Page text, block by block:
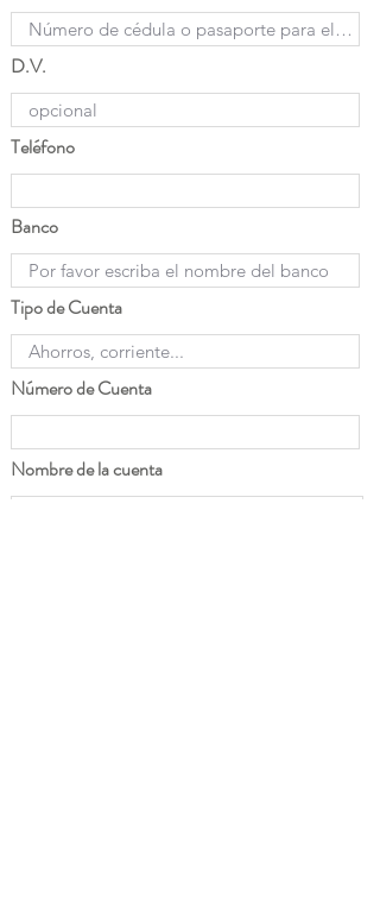
D.V.
Teléfono
Banco
Tipo de Cuenta
Número de Cuenta
Nombre de la cuenta